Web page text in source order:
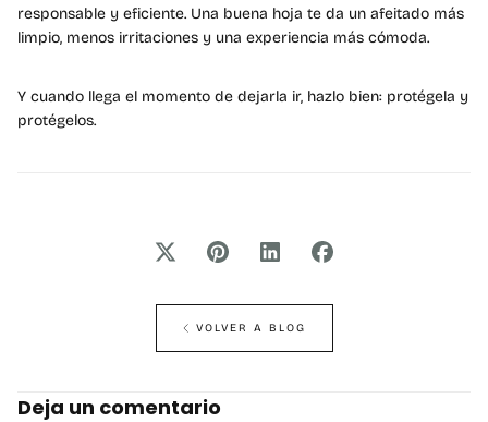
responsable y eficiente. Una buena hoja te da un afeitado más
limpio, menos irritaciones y una experiencia más cómoda.
Y cuando llega el momento de dejarla ir, hazlo bien: protégela y
protégelos.
VOLVER A BLOG
Deja un comentario